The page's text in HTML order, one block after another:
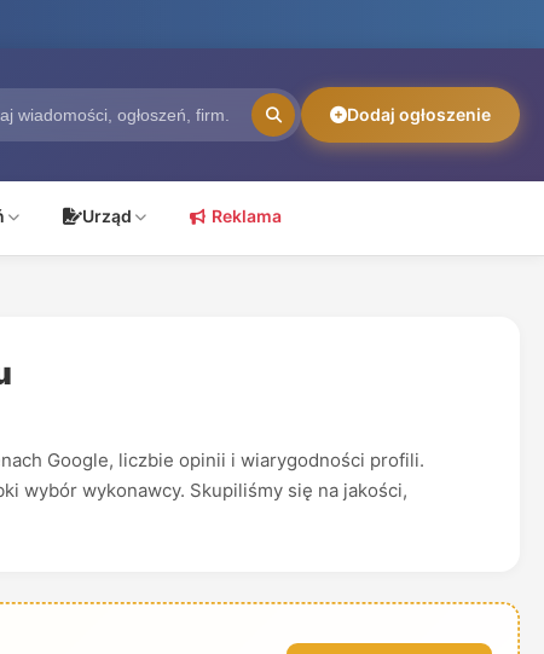
Dodaj ogłoszenie
Urząd Reklama
Google, liczbie opinii i wiarygodności profili.
wybór wykonawcy. Skupiliśmy się na jakości,